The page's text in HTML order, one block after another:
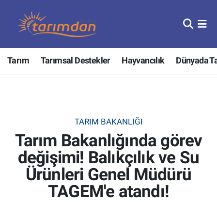
Tarım Tarımsal Destekler Hayvancılık Dünyada
TARIM BAKANLIĞI
Tarım Bakanlığında görev
değişimi! Balıkçılık ve Su
Ürünleri Genel Müdürü
TAGEM'e atandı!
Tarım
Hayvancılık
Tarımsal Destekler
Tarım Bakanlığı
TZOB
Nöbetçi Eczaneler
Hava Durumu
Tüm Manşetler
Son Dakika Haberleri
Haber Arşivi